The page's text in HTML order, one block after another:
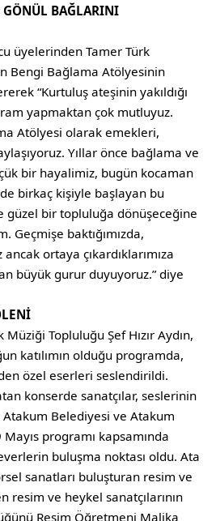
GÖNÜL BAĞLARINI
üyelerinden Tamer Türk
Bengi Bağlama Atölyesinin
“Kurtuluş ateşinin yakıldığı
yapmaktan çok mutluyuz.
Atölyesi olarak emekleri,
Yıllar önce bağlama ve
bir hayalimiz, bugün kocaman
birkaç kişiyle başlayan bu
güzel bir topluluğa dönüşeceğine
Geçmişe baktığımızda,
ortaya çıkardıklarımıza
büyük gurur duyuyoruz.” diye
Topluluğu Şef Hızır Aydın,
katılımın olduğu programda,
özel eserleri seslendirildi.
konserde sanatçılar, seslerinin
Atakum Belediyesi ve Atakum
programı kapsamında
buluşma noktası oldu. Ata
sanatları buluşturan resim ve
ve heykel sanatçılarının
Resim Öğretmeni Malika